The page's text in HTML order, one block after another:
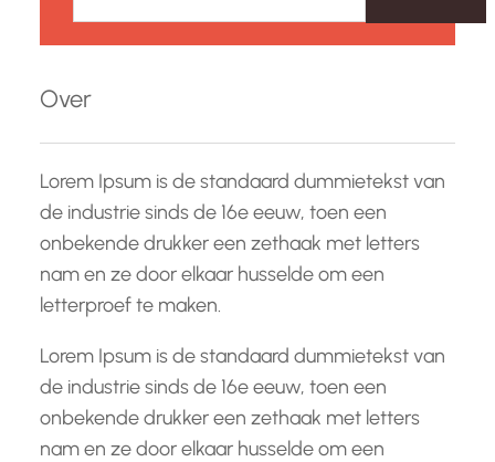
k
n
Over
Lorem Ipsum is de standaard dummietekst van
de industrie sinds de 16e eeuw, toen een
onbekende drukker een zethaak met letters
nam en ze door elkaar husselde om een
letterproef te maken.
Lorem Ipsum is de standaard dummietekst van
de industrie sinds de 16e eeuw, toen een
onbekende drukker een zethaak met letters
nam en ze door elkaar husselde om een